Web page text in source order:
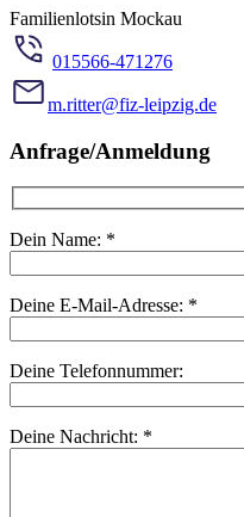
Familienlotsin Mockau
015566-471276
m.ritter@fiz-leipzig.de
Anfrage/Anmeldung
Dein Name: *
Deine E-Mail-Adresse: *
Deine Telefonnummer:
Deine Nachricht: *